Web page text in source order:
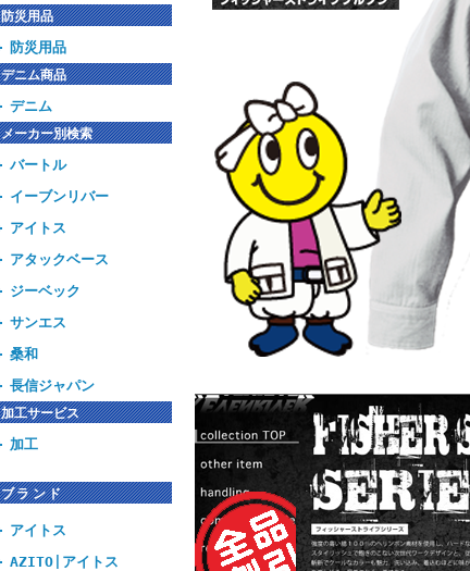
防災用品
防災用品
デニム商品
デニム
メーカー別検索
バートル
イーブンリバー
アイトス
アタックベース
ジーベック
サンエス
桑和
長信ジャパン
加工サービス
加工
ブランド
アイトス
AZITO|アイトス